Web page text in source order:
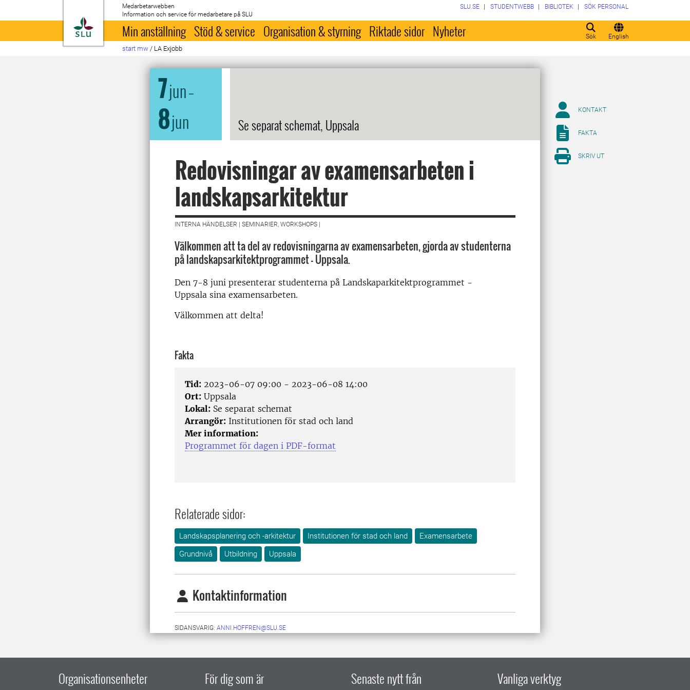
Till startsida
Medarbetarwebben
Information och service för medarbetare på SLU
Sök English
SLU.SE STUDENTWEBB BIBLIOTEK SÖK PERSONAL
Min anställning Stöd & service Organisation & styrning Riktade sidor Nyheter
start mw / LA Exjobb
7jun–
8jun Se separat schemat, Uppsala
Redovisningar av examensarbeten i
landskapsarkitektur
INTERNA HÄNDELSER | SEMINARIER, WORKSHOPS |
Välkommen att ta del av redovisningarna av examensarbeten, gjorda av studenterna
på landskapsarkitektprogrammet - Uppsala.
Den 7-8 juni presenterar studenterna på Landskaparkitektprogrammet -
Uppsala sina examensarbeten.
Välkommen att delta!
Fakta
Tid: 2023-06-07 09:00 - 2023-06-08 14:00
Ort: Uppsala
Lokal: Se separat schemat
Arrangör: Institutionen för stad och land
Mer information:
Programmet för dagen i PDF-format
Relaterade sidor:
Landskapsplanering och -arkitektur Institutionen för stad och land
Examensarbete
Grundnivå
Utbildning Uppsala
Kontaktinformation
SIDANSVARIG: ANNI.HOFFREN@SLU.SE
KONTAKT
FAKTA
SKRIV UT
Organisationsenheter För dig som är Senaste nytt från Vanliga verktyg